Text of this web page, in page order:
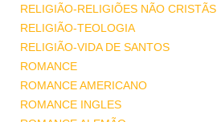
RELIGIÃO-RELIGIÕES NÃO CRISTÃS
RELIGIÃO-TEOLOGIA
RELIGIÃO-VIDA DE SANTOS
ROMANCE
ROMANCE AMERICANO
ROMANCE INGLES